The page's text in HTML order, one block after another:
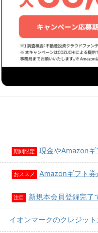
期間限定 現金やAmazon
おススメ Amazonギフト券
注目 新規本会員登録完了
イオンマークのクレジッ